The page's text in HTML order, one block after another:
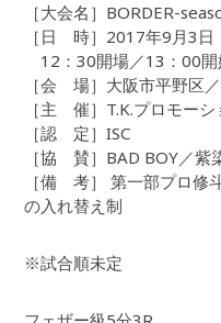
［大会名］BORDER-
［日 時］2017年9月3日
12：30開場／13：00開
［会 場］大阪市平野区
［主 催］T.K.プロモーシ
［認 定］ISC
［協 賛］BAD BOY／紫
［備 考］ 第一部プロ修
の入れ替え制
※試合順未定